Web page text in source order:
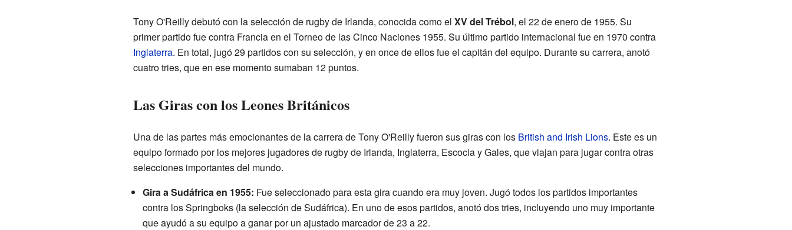
Tony O'Reilly debutó con la selección de rugby de Irlanda, conocida como el XV del Trébol, el 22 de enero de 1955. Su
primer partido fue contra Francia en el Torneo de las Cinco Naciones 1955. Su último partido internacional fue en 1970 contra
Inglaterra. En total, jugó 29 partidos con su selección, y en once de ellos fue el capitán del equipo. Durante su carrera, anotó
cuatro tries, que en ese momento sumaban 12 puntos.
Las Giras con los Leones Británicos
Una de las partes más emocionantes de la carrera de Tony O'Reilly fueron sus giras con los British and Irish Lions. Este es un
equipo formado por los mejores jugadores de rugby de Irlanda, Inglaterra, Escocia y Gales, que viajan para jugar contra otras
selecciones importantes del mundo.
Gira a Sudáfrica en 1955: Fue seleccionado para esta gira cuando era muy joven. Jugó todos los partidos importantes
contra los Springboks (la selección de Sudáfrica). En uno de esos partidos, anotó dos tries, incluyendo uno muy importante
que ayudó a su equipo a ganar por un ajustado marcador de 23 a 22.